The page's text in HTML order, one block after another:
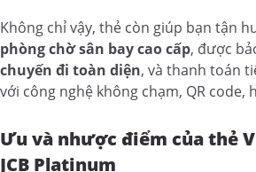
Không chỉ vậy, thẻ còn giúp bạn tận
phòng chờ sân bay cao cấp, được
chuyến đi toàn diện, và thanh toán
với công nghệ không chạm, QR code,
Ưu và nhược điểm của thẻ
JCB Platinum